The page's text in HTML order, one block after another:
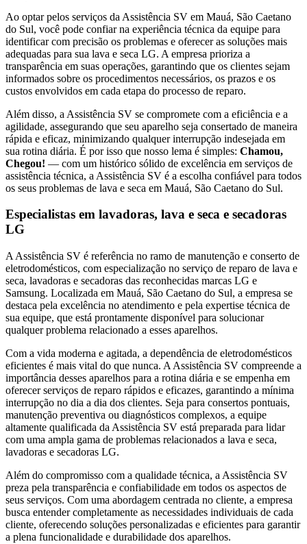
Ao optar pelos serviços da Assistência SV em Mauá, São Caetano
do Sul, você pode confiar na experiência técnica da equipe para
identificar com precisão os problemas e oferecer as soluções mais
adequadas para sua lava e seca LG. A empresa prioriza a
transparência em suas operações, garantindo que os clientes sejam
informados sobre os procedimentos necessários, os prazos e os
custos envolvidos em cada etapa do processo de reparo.
Além disso, a Assistência SV se compromete com a eficiência e a
agilidade, assegurando que seu aparelho seja consertado de maneira
rápida e eficaz, minimizando qualquer interrupção indesejada em
sua rotina diária. É por isso que nosso lema é simples: Chamou,
Chegou! — com um histórico sólido de excelência em serviços de
assistência técnica, a Assistência SV é a escolha confiável para todos
os seus problemas de lava e seca em Mauá, São Caetano do Sul.
Especialistas em lavadoras, lava e seca e secadoras
LG
A Assistência SV é referência no ramo de manutenção e conserto de
eletrodomésticos, com especialização no serviço de reparo de lava e
seca, lavadoras e secadoras das reconhecidas marcas LG e
Samsung. Localizada em Mauá, São Caetano do Sul, a empresa se
destaca pela excelência no atendimento e pela expertise técnica de
sua equipe, que está prontamente disponível para solucionar
qualquer problema relacionado a esses aparelhos.
Com a vida moderna e agitada, a dependência de eletrodomésticos
eficientes é mais vital do que nunca. A Assistência SV compreende a
importância desses aparelhos para a rotina diária e se empenha em
oferecer serviços de reparo rápidos e eficazes, garantindo a mínima
interrupção no dia a dia dos clientes. Seja para consertos pontuais,
manutenção preventiva ou diagnósticos complexos, a equipe
altamente qualificada da Assistência SV está preparada para lidar
com uma ampla gama de problemas relacionados a lava e seca,
lavadoras e secadoras LG.
Além do compromisso com a qualidade técnica, a Assistência SV
preza pela transparência e confiabilidade em todos os aspectos de
seus serviços. Com uma abordagem centrada no cliente, a empresa
busca entender completamente as necessidades individuais de cada
cliente, oferecendo soluções personalizadas e eficientes para garantir
a plena funcionalidade e durabilidade dos aparelhos.